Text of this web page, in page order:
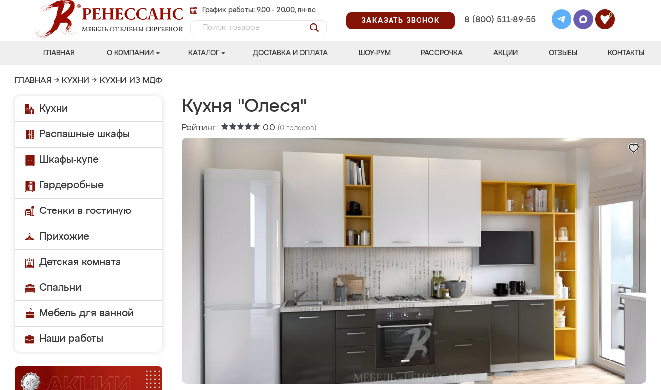
График работы: 9.00 - 20.00, пн-вс
ЗАКАЗАТЬ ЗВОНОК
8 (800) 511-89-55
0
ГЛАВНАЯ О КОМПАНИИ КАТАЛОГ ДОСТАВКА И ОПЛАТА ШОУ-РУМ РАССРОЧКА АКЦИИ ОТЗЫВЫ КОНТАКТЫ
ГЛАВНАЯ → КУХНИ → КУХНИ ИЗ МДФ
Кухни
Распашные шкафы
Шкафы-купе
Гардеробные
Стенки в гостиную
Прихожие
Детская комната
Спальни
Мебель для ванной
Наши работы
Кухня "Олеся"
Рейтинг: 0.0 (0 голосов)